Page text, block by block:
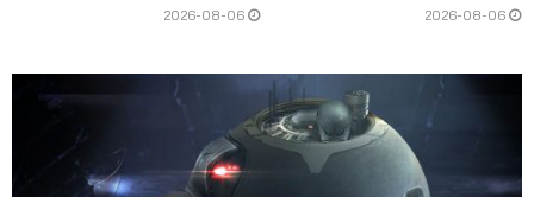
2026-08-06
2026-08-06